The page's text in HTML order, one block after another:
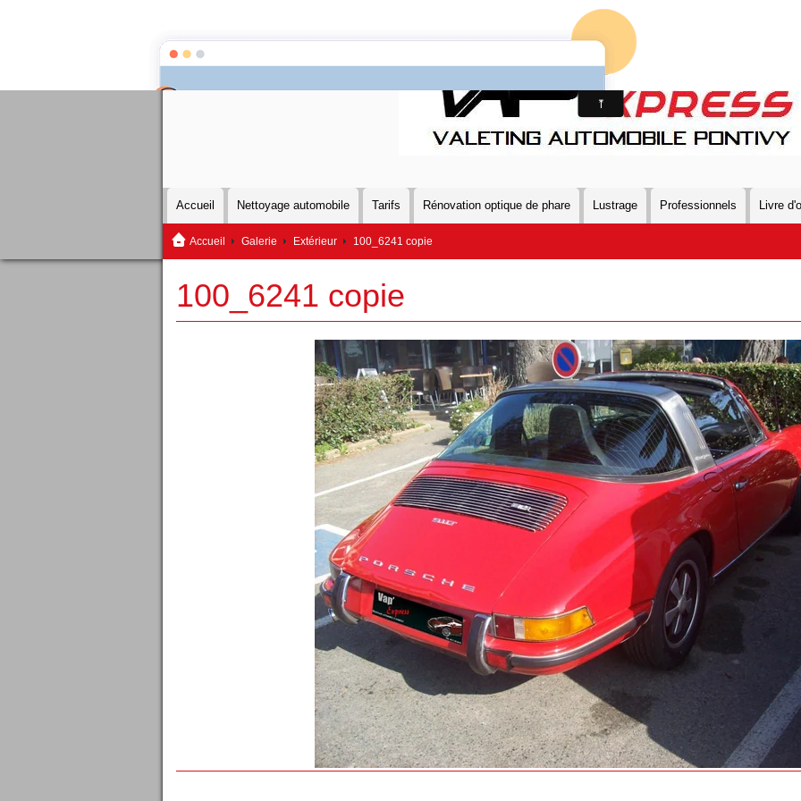
Accueil Nettoyage automobile Tarifs Rénovation optique de phare Lustrage Professionnels Livre
Accueil Galerie Extérieur 100_6241 copie
100_6241 copie